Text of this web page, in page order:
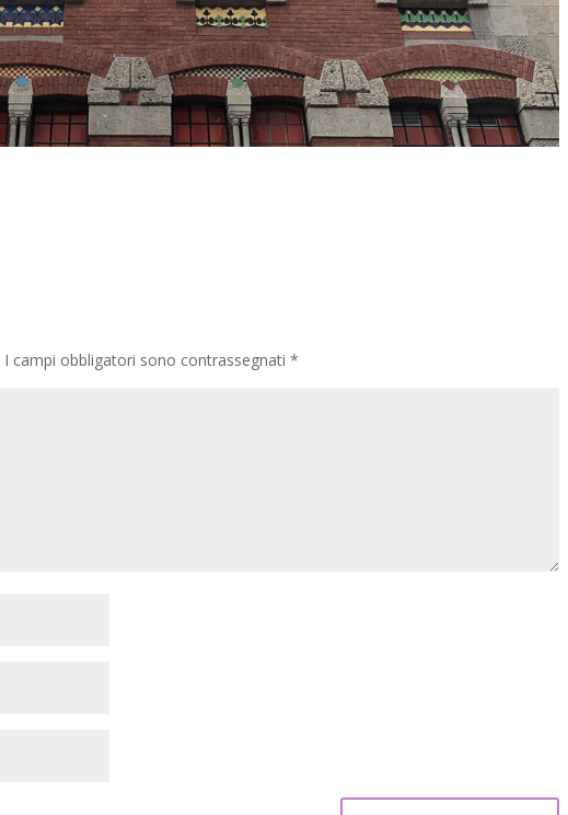
I campi obbligatori sono contrassegnati *